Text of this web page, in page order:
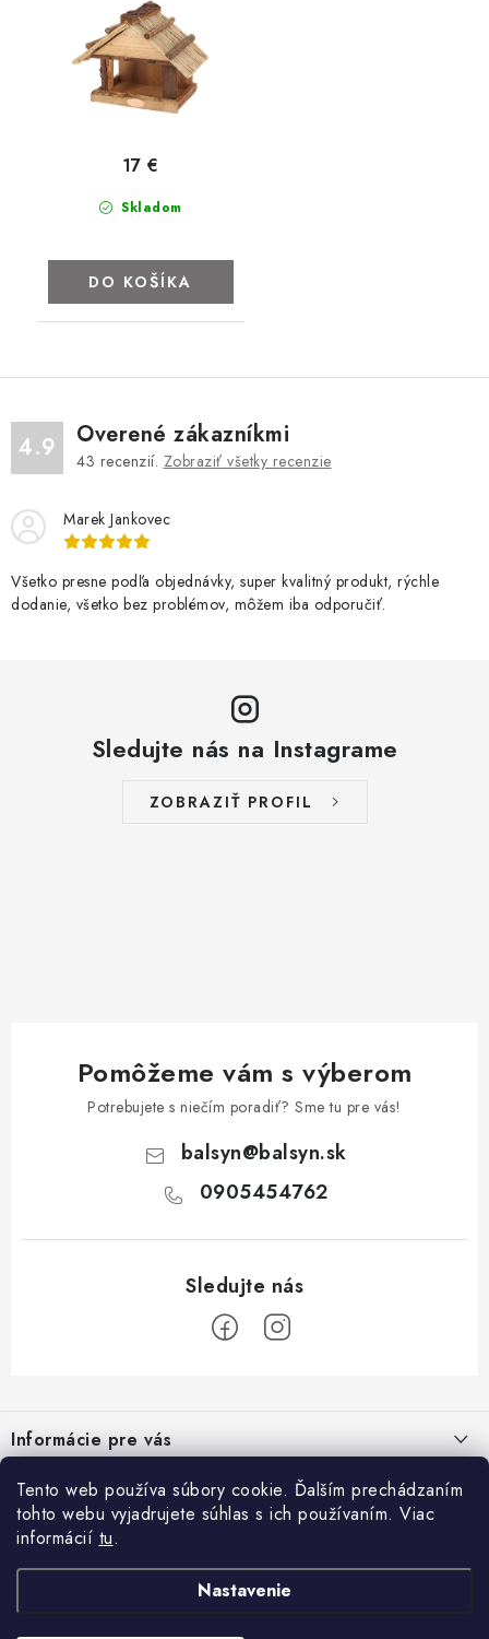
Tento web používa súbory cookie. Ďalším prechádzaním
tohto webu vyjadrujete súhlas s ich používaním. Viac
informácií tu.
Nastavenie
Skladom
17 €
DO KOŠÍKA
4.9 Overené zákazníkmi
43 recenzií. Zobraziť všetky recenzie
Marek Jankovec
Všetko presne podľa objednávky, super kvalitný produkt, rýchle
dodanie, všetko bez problémov, môžem iba odporučiť.
Sledujte nás na Instagrame
ZOBRAZIŤ PROFIL
Pomôžeme vám s výberom
Potrebujete s niečím poradiť? Sme tu pre vás!
balsyn@balsyn.sk
0905454762
pInformácie pre vás
Kontakty
Napíšte nám
Obchodné podmienky
Podmienky ochrany osobných údajov
Blog
Nápady na úpravu steny: Dekoratívne obklady, lamely a akustické
panely.
Dekoračné lamely, elegancia a praktickosť v interiéri
Prijímame online platby
Facebook